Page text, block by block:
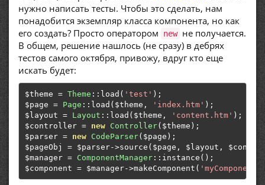
нужно написать тесты. Чтобы это сделать, нам
понадобится экземпляр класса компонента, но как
его создать? Просто оператором
new не получается.
В общем, решение нашлось (не сразу) в дебрях
тестов самого октября, привожу, вдруг кто еще
искать будет:
$theme = Theme :: load ( 'test' );
$page = Page :: load ( $theme , 'index.htm' );
$layout = Layout :: load ( $theme , 'content.htm' );
$controller = new Controller( $theme );
$parser = new CodeParser( $page );
$pageObj = $parser->source ( $page , $layout ,
$manager = ComponentManager:: instance ();
$component = $manager->makeComponent ( 'myComponent'